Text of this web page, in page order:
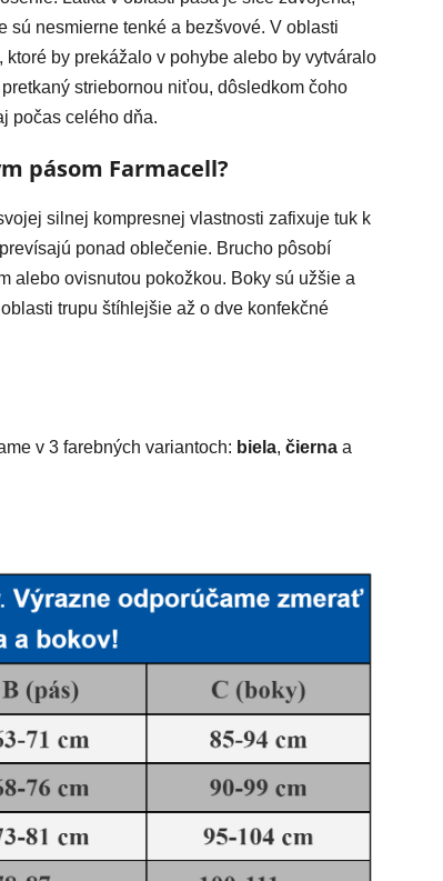
nesmierne tenké a bezšvové. V oblasti
by prekážalo v pohybe alebo by vytváralo
striebornou niťou, dôsledkom čoho
počas celého dňa.
pásom Farmacell?
silnej kompresnej vlastnosti zafixuje tuk k
ponad oblečenie. Brucho pôsobí
alebo ovisnutou pokožkou. Boky sú užšie a
trupu štíhlejšie až o dve konfekčné
v 3 farebných variantoch: biela, čierna a